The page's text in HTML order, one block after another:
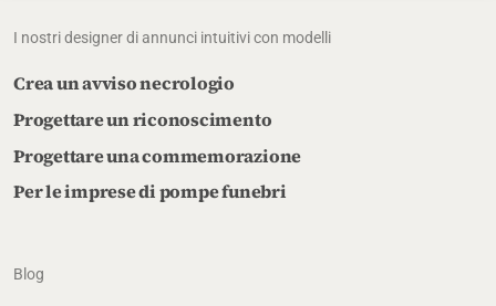
I nostri designer di annunci intuitivi con modelli
Crea un avviso necrologio
Progettare un riconoscimento
Progettare una commemorazione
Per le imprese di pompe funebri
Blog